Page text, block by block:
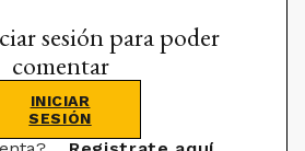
sesión para poder
comentar
INICIAR
SESIÓN